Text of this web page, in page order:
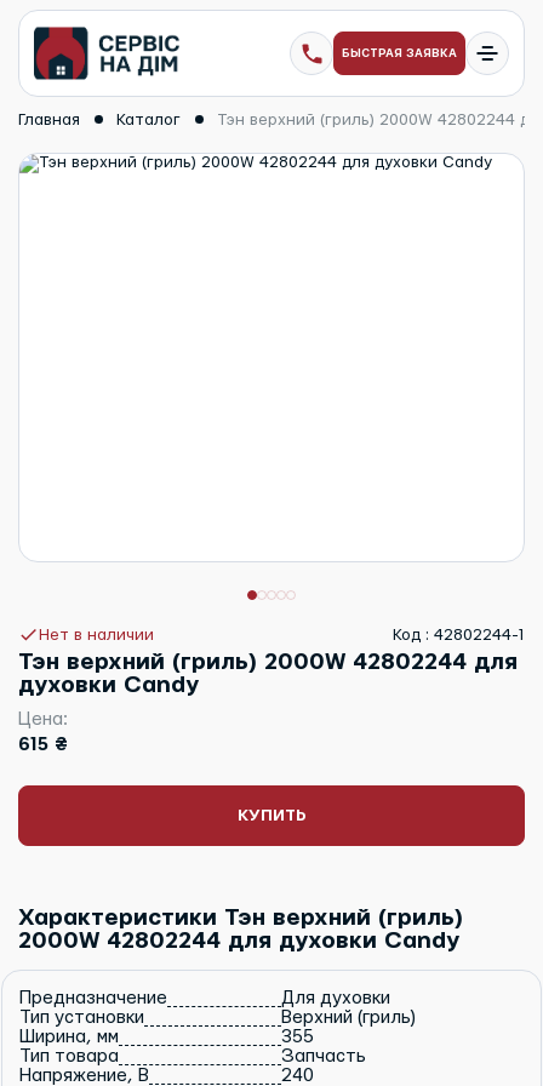
БЫСТРАЯ ЗАЯВКА
Главная Каталог Тэн верхний (гриль) 2000W 42802244
Нет в наличии Код : 42802244-1
Тэн верхний (гриль) 2000W 42802244 для
духовки Candy
Цена:
615 ₴
КУПИТЬ
Характеристики Тэн верхний (гриль)
2000W 42802244 для духовки Candy
Предназначение
Для духовки
Тип установки
Верхний (гриль)
Ширина, мм
355
Тип товара
Запчасть
Напряжение, В
240